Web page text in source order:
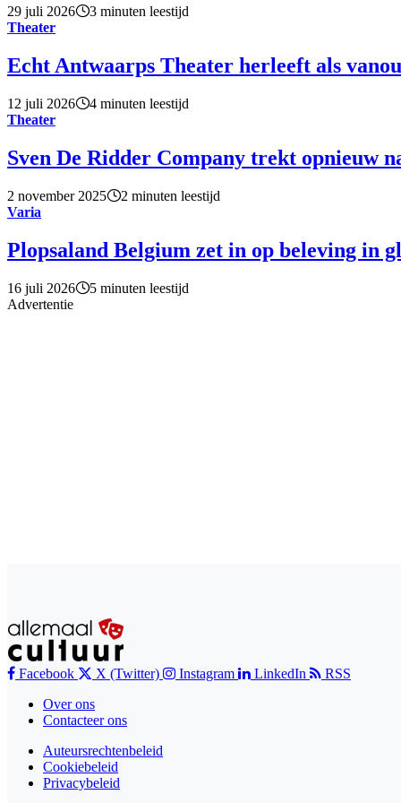
29 juli 2026
3 minuten leestijd
Theater
Echt Antwaarps Theater herleeft als
12 juli 2026
4 minuten leestijd
Theater
Sven De Ridder Company trekt opnieuw
2 november 2025
2 minuten leestijd
Varia
Plopsaland Belgium zet in op beleving in
16 juli 2026
5 minuten leestijd
Advertentie
Facebook X (Twitter) Instagram LinkedIn
RSS
Over ons
Contacteer ons
Auteursrechtenbeleid
Cookiebeleid
Privacybeleid